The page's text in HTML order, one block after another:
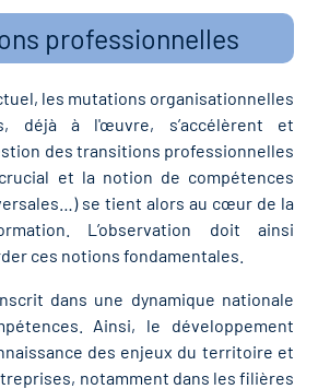
professionnelles
les mutations organisationnelles
déjà à l'œuvre, s’accélèrent et
des transitions professionnelles
et la notion de compétences
se tient alors au cœur de la
L’observation doit ainsi
ces notions fondamentales.
dans une dynamique nationale
Ainsi, le développement
des enjeux du territoire et
notamment dans les filières